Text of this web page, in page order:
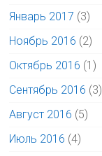
Январь 2017 (3)
Ноябрь 2016 (2)
Октябрь 2016 (1)
Сентябрь 2016 (3)
Август 2016 (5)
Июль 2016 (4)